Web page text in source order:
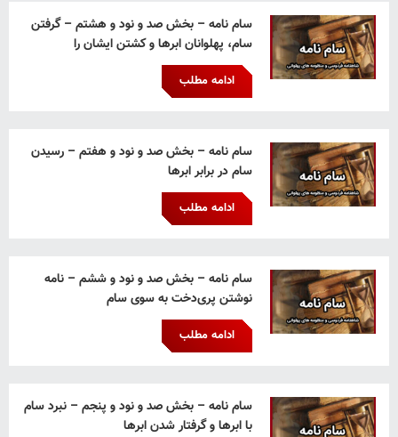
سام نامه – بخش صد و نود و هشتم – گرفتن
سام، پهلوانان ابرها و کشتن ایشان را
ادامه مطلب
سام نامه – بخش صد و نود و هفتم – رسیدن
سام در برابر ابرها
ادامه مطلب
سام نامه – بخش صد و نود و ششم – نامه
نوشتن پری‌دخت به سوی سام
ادامه مطلب
سام نامه – بخش صد و نود و پنجم – نبرد سام
با ابرها و گرفتار شدن ابرها